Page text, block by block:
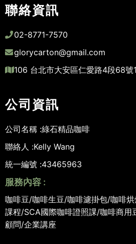
聯絡資訊
02-8771-7570
glorycarton@gmail.com
106 台北市大安區仁愛路4段68號
公司資訊
公司名稱 :綠石精品咖啡
聯絡人 :Kelly Wang
統一編號 :43465963
服務內容 :
咖啡豆/咖啡生豆/咖啡濾掛包/咖啡
課程/SCA國際咖啡證照課/咖啡商用
顧問/企業講座